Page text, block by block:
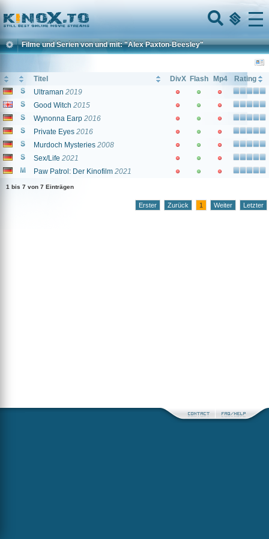
Home
Menu
Filme und Serien von und mit: "Alex Paxton-Beesley"
Titel DivX Flash Mp4
Rating
Ultraman 2019
Good Witch 2015
Wynonna Earp 2016
Private Eyes 2016
Murdoch Mysteries 2008
Sex/Life 2021
Paw Patrol: Der Kinofilm 2021
1 bis 7 von 7 Einträgen
Erster Zurück 1 Weiter Letzter